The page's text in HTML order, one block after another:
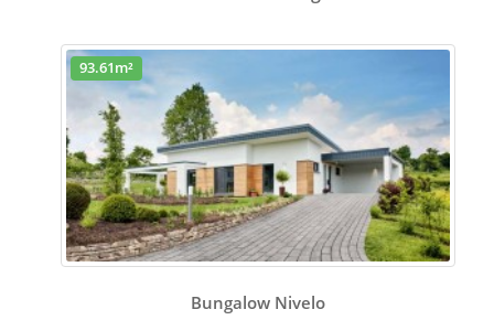
93.61m²
Bungalow Nivelo